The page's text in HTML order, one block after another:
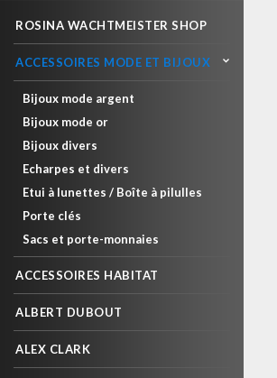
ROSINA WACHTMEISTER SHOP
ACCESSOIRES MODE ET BIJOUX
Bijoux mode argent
Bijoux mode or
Bijoux divers
Echarpes et divers
Etui à lunettes / Boîte à pilulles
Porte clés
Sacs et porte-monnaies
ACCESSOIRES HABITAT
ALBERT DUBOUT
ALEX CLARK